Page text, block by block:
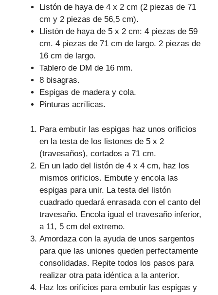
Listón de haya de 4 x 2 cm (2 piezas de 71
cm y 2 piezas de 56,5 cm).
Llistón de haya de 5 x 2 cm: 4 piezas de 59
cm. 4 piezas de 71 cm de largo. 2 piezas de
16 cm de largo.
Tablero de DM de 16 mm.
8 bisagras.
Espigas de madera y cola.
Pinturas acrílicas.
Para embutir las espigas haz unos orificios
en la testa de los listones de 5 x 2
(travesaños), cortados a 71 cm.
En un lado del listón de 4 x 4 cm, haz los
mismos orificios. Embute y encola las
espigas para unir. La testa del listón
cuadrado quedará enrasada con el canto del
travesaño. Encola igual el travesaño inferior,
a 11, 5 cm del extremo.
Amordaza con la ayuda de unos sargentos
para que las uniones queden perfectamente
consolidadas. Repite todos los pasos para
realizar otra pata idéntica a la anterior.
Haz los orificios para embutir las espigas y